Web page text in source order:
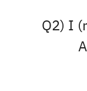
Q2) I